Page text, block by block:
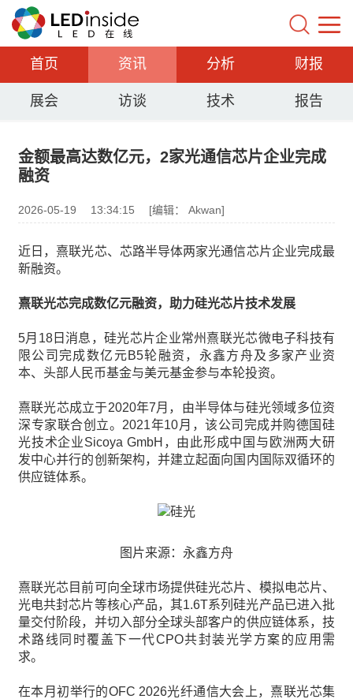
首页 资讯 分析 财报
展会 访谈 技术 报告
金额最高达数亿元，2家光通信芯片企业完成
融资
2026-05-19 13:34:15 [编辑： Akwan]
近日，熹联光芯、芯路半导体两家光通信芯片企业完成最
新融资。
熹联光芯完成数亿元融资，助力硅光芯片技术发展
5月18日消息，硅光芯片企业常州熹联光芯微电子科技有
限公司完成数亿元B5轮融资，永鑫方舟及多家产业资
本、头部人民币基金与美元基金参与本轮投资。
熹联光芯成立于2020年7月，由半导体与硅光领域多位资
深专家联合创立。2021年10月，该公司完成并购德国硅
光技术企业Sicoya GmbH，由此形成中国与欧洲两大研
发中心并行的创新架构，并建立起面向国内国际双循环的
供应链体系。
图片来源：永鑫方舟
熹联光芯目前可向全球市场提供硅光芯片、模拟电芯片、
光电共封芯片等核心产品，其1.6T系列硅光产品已进入批
量交付阶段，并切入部分全球头部客户的供应链体系，技
术路线同时覆盖下一代CPO共封装光学方案的应用需
求。
在本月初举行的OFC 2026光纤通信大会上，熹联光芯集